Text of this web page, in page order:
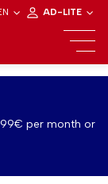
AD-LITE
per month or